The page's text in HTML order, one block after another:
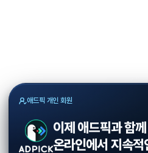
애드픽 개인 회원
이제 애드픽과 함께
온라인에서 지속